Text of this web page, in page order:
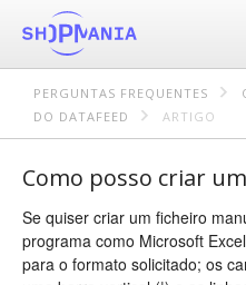
PERGUNTAS FREQUENTES
DO DATAFEED
ARTIGO
Como posso criar
Se quiser criar um ficheiro
programa como Microsoft
para o formato solicitado; os